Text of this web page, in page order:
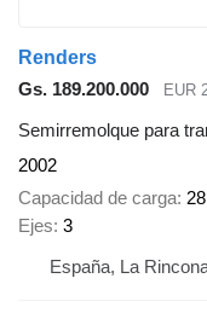
Renders
Gs. 189.200.000
EUR
Semirremolque para
2002
Capacidad de carga
Ejes 3
España, La